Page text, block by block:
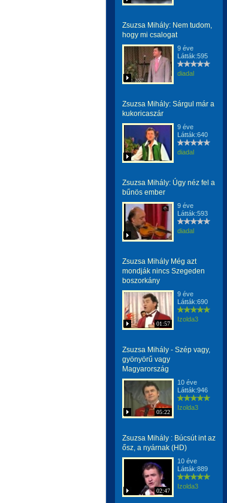
Zsuzsa Mihály: Nem tudom,
hogy mi csalogat
9 éve
Látták:595
diadal
Zsuzsa Mihály: Sárgul már a
kukoricaszár
9 éve
Látták:640
diadal
Zsuzsa Mihály: Úgy néz fel a
bűnös ember
9 éve
Látták:593
diadal
Zsuzsa Mihály Még azt
mondják nincs Szegeden
boszorkány
01:57
9 éve
Látták:690
Izolda3
Zsuzsa Mihály - Szép vagy,
gyönyörű vagy
Magyarország
05:22
10 éve
Látták:946
Izolda3
Zsuzsa Mihály : Búcsút int az
ősz, a nyárnak (HD)
02:47
10 éve
Látták:889
Izolda3